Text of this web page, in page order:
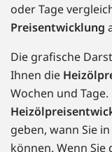
oder Tage
Preisentwicklung
Die grafische
Ihnen die
Wochen und
geben, wann Sie
können. Wenn